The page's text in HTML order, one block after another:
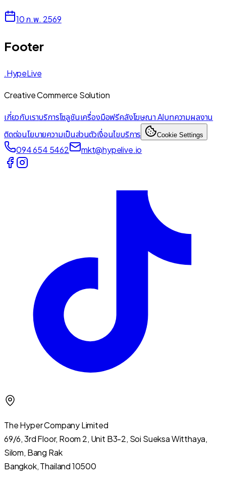
10 ก.พ. 2569
Footer
.HypeLive
Creative Commerce Solution
เกี่ยวกับเราบริการโซลูชันเครื่องมือฟรีคลังโฆษณา AIบทความผลงาน
ติดต่อนโยบายความเป็นส่วนตัวเงื่อนไขบริการ Cookie Settings
094 654 5462 mkt@hypelive.io
The Hyper Company Limited
69/6, 3rd Floor, Room 2, Unit B3-2, Soi Sueksa Witthaya,
Silom, Bang Rak
Bangkok, Thailand 10500